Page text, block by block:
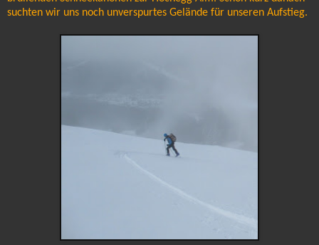
suchten wir uns noch unverspurtes Gelände für unseren Aufstieg.